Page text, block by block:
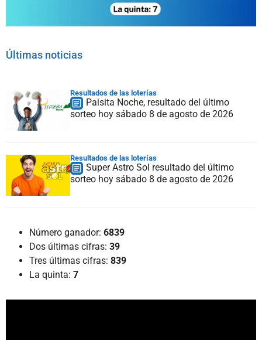
Últimas noticias
Resultados de las loterías
Paisita Noche, resultado del último
sorteo hoy sábado 8 de agosto de 2026
Resultados de las loterías
Super Astro Sol resultado del último
sorteo hoy sábado 8 de agosto de 2026
Número ganador: 6839
Dos últimas cifras: 39
Tres últimas cifras: 839
La quinta: 7